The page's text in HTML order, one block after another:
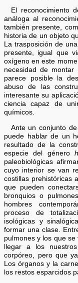
El reconocimiento
análoga al
también presente,
historia de un objeto
La trasposición de
presente, igual que
oxígeno en este
necesidad de
parece posible la
abuso de las
interesante su
ciencia capaz de
químicos.
Ante un conjunto
puede hablar de un
resultado de la
especie del género
paleobiológicas
cuyo interior se van
costillas prehistóricas
que pueden
bronquios o
hombres
proceso de
isológicas y
formar una clase.
pulmones y los que
llegar a los
corpóreo, pero que
Los órganos y la
los restos esparcidos